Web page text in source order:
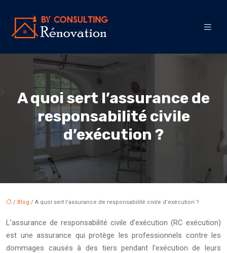
A quoi sert l’assurance de
responsabilité civile
d’exécution ?
/ Blog / A quoi sert l’assurance de responsabilité civile d’exécution ?
L’assurance de responsabilité civile d’exécution (RC exécution)
est une assurance qui protège les professionnels contre les
dommages causés à des tiers pendant l’exécution de leurs